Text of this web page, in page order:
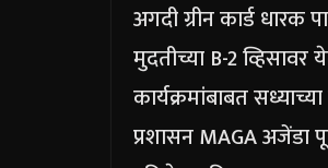
अगदी ग्रीन कार्ड धारक
मुदतीच्या B-2
कार्यक्रमांबाबत
प्रशासन MAGA अजेंडा